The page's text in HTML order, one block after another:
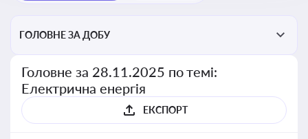
ГОЛОВНЕ ЗА ДОБУ
Головне за 28.11.2025 по темі:
Електрична енергія
ЕКСПОРТ